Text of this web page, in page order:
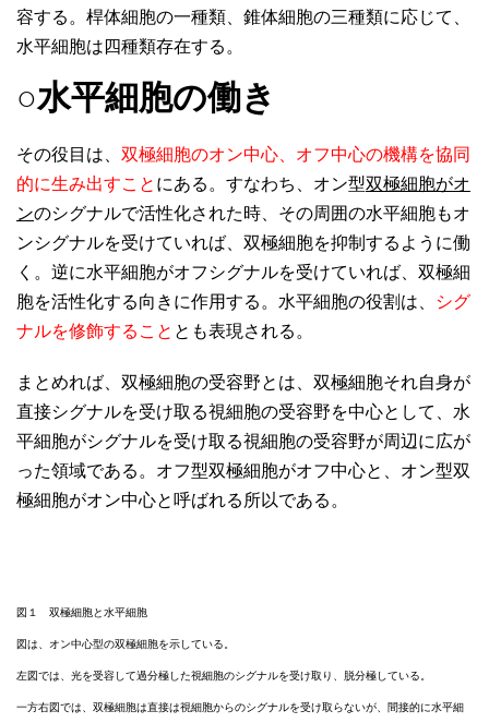
容する。桿体細胞の一種類、錐体細胞の三種類に応じて、
水平細胞は四種類存在する。
○水平細胞の働き
その役目は、 双極細胞のオン中心、オフ中心の機構を協同
的に生み出すこと にある。すなわち、オン型双極細胞がオ
ンのシグナルで活性化された時、その周囲の水平細胞もオ
ンシグナルを受けていれば、双極細胞を抑制するように働
く。逆に水平細胞がオフシグナルを受けていれば、双極細
胞を活性化する向きに作用する。水平細胞の役割は、
シグ
ナルを修飾すること とも表現される。
まとめれば、双極細胞の受容野とは、双極細胞それ自身が
直接シグナルを受け取る視細胞の受容野を中心として、水
平細胞がシグナルを受け取る視細胞の受容野が周辺に広が
った領域である。オフ型双極細胞がオフ中心と、オン型双
極細胞がオン中心と呼ばれる所以である。
図１ 双極細胞と水平細胞
図は、オン中心型の双極細胞を示している。
左図では、光を受容して過分極した視細胞のシグナルを受け取り、脱分極している。
一方右図では、双極細胞は直接は視細胞からのシグナルを受け取らないが、間接的に水平細